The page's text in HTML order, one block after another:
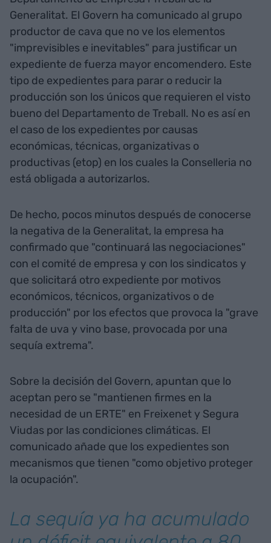
Generalitat. El Govern ha comunicado al grupo
productor de cava que no ve los elementos
"imprevisibles e inevitables" para justificar un
expediente de fuerza mayor encomendero. Este
tipo de expedientes para parar o reducir la
producción son los únicos que requieren el visto
bueno del Departamento de Treball. No es así en
el caso de los expedientes por causas
económicas, técnicas, organizativas o
productivas (etop) en los cuales la Conselleria no
está obligada a autorizarlos.
De hecho, pocos minutos después de conocerse
la negativa de la Generalitat, la empresa ha
confirmado que "continuará las negociaciones"
con el comité de empresa y con los sindicatos y
que solicitará otro expediente por motivos
económicos, técnicos, organizativos o de
producción" por los efectos que provoca la "grave
falta de uva y vino base, provocada por una
sequía extrema".
Sobre la decisión del Govern, apuntan que lo
aceptan pero se "mantienen firmes en la
necesidad de un ERTE" en Freixenet y Segura
Viudas por las condiciones climáticas. El
comunicado añade que los expedientes son
mecanismos que tienen "como objetivo proteger
la ocupación".
La sequía ya ha acumulado